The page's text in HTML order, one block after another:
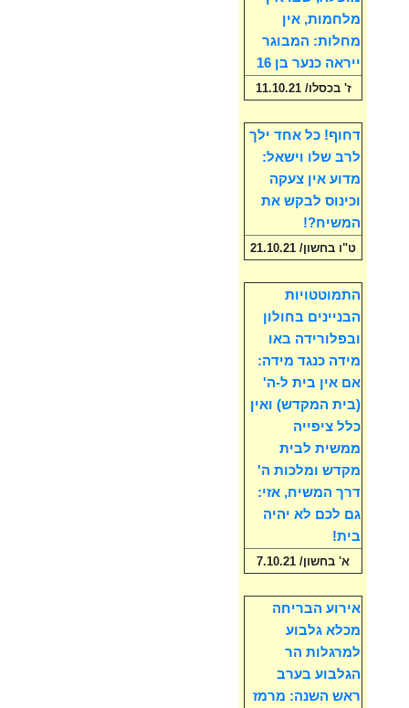
מלחמות, אין
מחלות: המבוגר
ייראה כנער בן 16
ז' בכסלו/ 11.10.21
דחוף! כל אחד ילך
לרב שלו וישאל:
מדוע אין צעקה
וכינוס לבקש את
המשיח?!
ט"ו בחשון/ 21.10.21
התמוטטויות
הבניינים בחולון
ובפלורידה באו
מידה כנגד מידה:
אם אין בית ל-ה'
(בית המקדש) ואין
כלל ציפייה
ממשית לבית
מקדש ומלכות ה'
דרך המשיח, אזי:
גם לכם לא יהיה
בית!
א' בחשון/ 7.10.21
אירוע הבריחה
מכלא גלבוע
למרגלות הר
הגלבוע בערב
ראש השנה: מרמז